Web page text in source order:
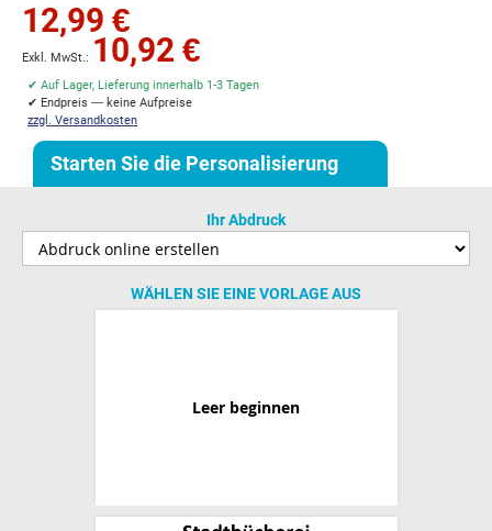
Anfang
springen
12,99 €
10,92 €
✔ Auf Lager, Lieferung innerhalb 1-3 Tagen
✔ Endpreis — keine Aufpreise
zzgl. Versandkosten
Starten Sie die Personalisierung
Ihr Abdruck
WÄHLEN SIE EINE VORLAGE AUS
Leer beginnen